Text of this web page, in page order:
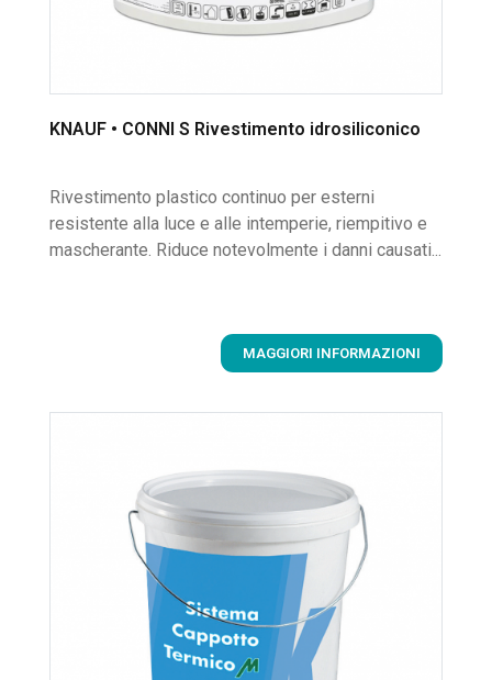
KNAUF • CONNI S Rivestimento idrosiliconico
Rivestimento plastico continuo per esterni
resistente alla luce e alle intemperie, riempitivo e
mascherante. Riduce notevolmente i danni causati...
MAGGIORI INFORMAZIONI